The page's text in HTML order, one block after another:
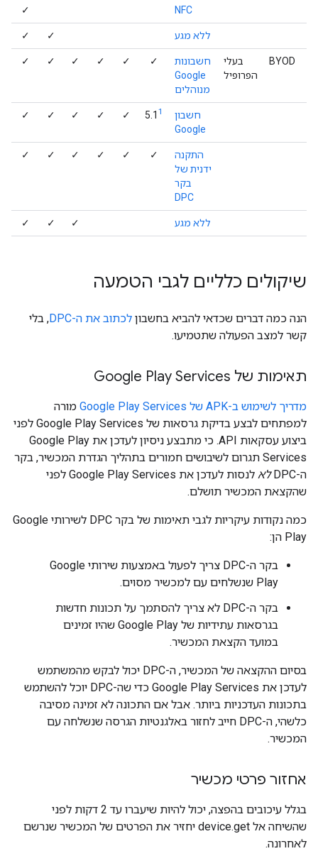
NFC
✓
ללא מגע ✓
✓
BYOD
בעלי
הפרופיל
חשבונות
Google
מנוהלים
✓
✓
✓
✓
✓
✓
חשבון
Google
5.1 1
✓
✓
✓
✓
✓
התקנה
ידנית של
בקר
DPC
✓
✓
✓
✓
✓
✓
ללא מגע ✓
✓
✓
שיקולים כלליים לגבי הטמעה
הנה כמה דברים שכדאי להביא בחשבון לכתוב את ה-DPC
, בלי
קשר למצב הפעולה שתטמיעו.
תאימות של Google Play Services
מדריך לשימוש ב-APK של Google Play Services
מורה
למפתחים לבצע בדיקת גרסאות של Google Play Services לפני
ביצוע עסקאות API. כי מתבצע ניסיון לעדכן את Google Play
Services תגרום לשיבושים חמורים בתהליך הגדרת המכשיר, בקר
ה-DPC
לא
לנסות לעדכן את Google Play Services לפני
שהקצאת המכשיר תושלם.
כמה נקודות עיקריות לגבי תאימות של בקר DPC לשירותי Google
Play הן:
בקר ה-DPC צריך לפעול באמצעות שירותי Google
Play שנשלחים עם למכשיר מסוים.
בקר ה-DPC לא צריך להסתמך על תכונות חדשות
בגרסאות עתידיות של Google Play שהיו זמינים
במועד הקצאת המכשיר.
בסיום ההקצאה של המכשיר, ה-DPC יכול לבקש מהמשתמש
לעדכן את Google Play Services כדי שה-DPC יוכל להשתמש
בתכונות העדכניות ביותר. אבל אם התכונה לא זמינה מסיבה
כלשהי, ה-DPC חייב לחזור באלגנטיות הגרסה שנשלחה עם
המכשיר.
אחזור פרטי מכשיר
בגלל עיכובים בהפצה, יכול להיות שיעברו עד 2 דקות לפני
שהשיחה אל device.get יחזיר את הפרטים של המכשיר שנרשם
לאחרונה.